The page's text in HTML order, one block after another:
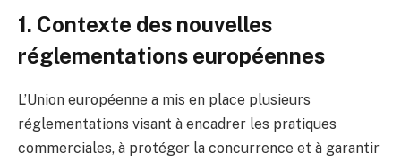
1. Contexte des nouvelles
réglementations européennes
L’Union européenne a mis en place plusieurs
réglementations visant à encadrer les pratiques
commerciales, à protéger la concurrence et à garantir